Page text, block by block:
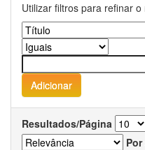
Utilizar filtros para refinar
Resultados/Página